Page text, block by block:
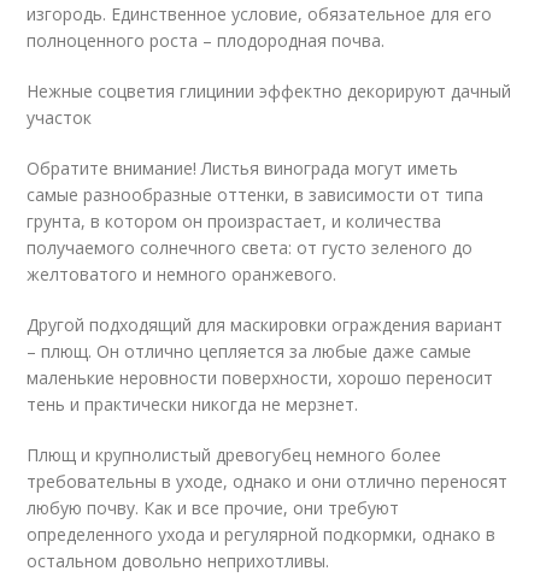
изгородь. Единственное условие, обязательное для его
полноценного роста – плодородная почва.
Нежные соцветия глицинии эффектно декорируют дачный
участок
Обратите внимание! Листья винограда могут иметь
самые разнообразные оттенки, в зависимости от типа
грунта, в котором он произрастает, и количества
получаемого солнечного света: от густо зеленого до
желтоватого и немного оранжевого.
Другой подходящий для маскировки ограждения вариант
– плющ. Он отлично цепляется за любые даже самые
маленькие неровности поверхности, хорошо переносит
тень и практически никогда не мерзнет.
Плющ и крупнолистый древогубец немного более
требовательны в уходе, однако и они отлично переносят
любую почву. Как и все прочие, они требуют
определенного ухода и регулярной подкормки, однако в
остальном довольно неприхотливы.